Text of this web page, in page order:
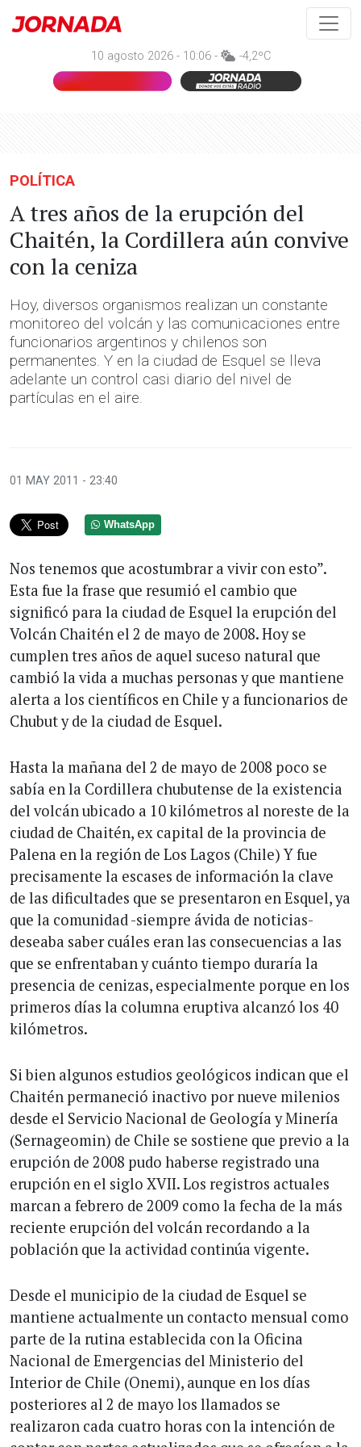
10 agosto 2026 - 10:06 - -4,2ºC
POLÍTICA
A tres años de la erupción del
Chaitén, la Cordillera aún convive
con la ceniza
Hoy, diversos organismos realizan un constante
monitoreo del volcán y las comunicaciones entre
funcionarios argentinos y chilenos son
permanentes. Y en la ciudad de Esquel se lleva
adelante un control casi diario del nivel de
partículas en el aire.
01 MAY 2011 - 23:40
WhatsApp
Nos tenemos que acostumbrar a vivir con esto”.
Esta fue la frase que resumió el cambio que
significó para la ciudad de Esquel la erupción del
Volcán Chaitén el 2 de mayo de 2008. Hoy se
cumplen tres años de aquel suceso natural que
cambió la vida a muchas personas y que mantiene
alerta a los científicos en Chile y a funcionarios de
Chubut y de la ciudad de Esquel.
Hasta la mañana del 2 de mayo de 2008 poco se
sabía en la Cordillera chubutense de la existencia
del volcán ubicado a 10 kilómetros al noreste de la
ciudad de Chaitén, ex capital de la provincia de
Palena en la región de Los Lagos (Chile) Y fue
precisamente la escases de información la clave
de las dificultades que se presentaron en Esquel, ya
que la comunidad -siempre ávida de noticias-
deseaba saber cuáles eran las consecuencias a las
que se enfrentaban y cuánto tiempo duraría la
presencia de cenizas, especialmente porque en los
primeros días la columna eruptiva alcanzó los 40
kilómetros.
Si bien algunos estudios geológicos indican que el
Chaitén permaneció inactivo por nueve milenios
desde el Servicio Nacional de Geología y Minería
(Sernageomin) de Chile se sostiene que previo a la
erupción de 2008 pudo haberse registrado una
erupción en el siglo XVII. Los registros actuales
marcan a febrero de 2009 como la fecha de la más
reciente erupción del volcán recordando a la
población que la actividad continúa vigente.
Desde el municipio de la ciudad de Esquel se
mantiene actualmente un contacto mensual como
parte de la rutina establecida con la Oficina
Nacional de Emergencias del Ministerio del
Interior de Chile (Onemi), aunque en los días
posteriores al 2 de mayo los llamados se
realizaron cada cuatro horas con la intención de